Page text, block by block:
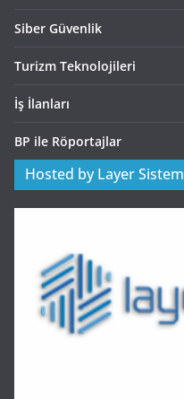
Siber Güvenlik
Turizm Teknolojileri
İş İlanları
BP ile Röportajlar
Hosted by Layer Sistem